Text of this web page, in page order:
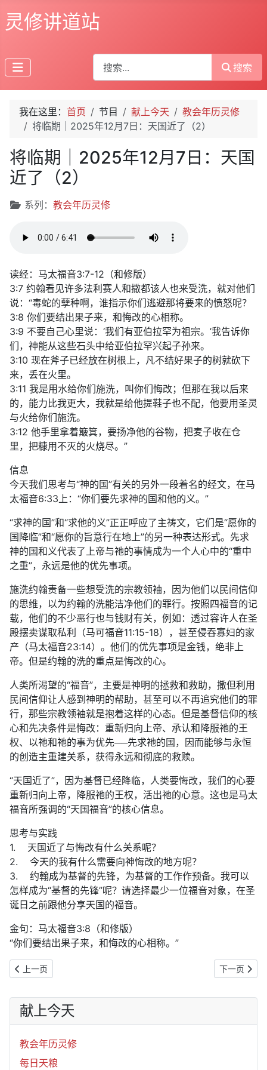
灵修讲道站
搜索
搜索
我在这里： 首页 节目 献上今天
教会年历灵修
将临期｜2025年12月7日：天国近了（2）
将临期｜2025年12月7日：天国
近了（2）
文章信息
系列： 教会年历灵修
读经：马太福音3:7-12（和修版）
3:7 约翰看见许多法利赛人和撒都该人也来受洗，就对他们
说：“毒蛇的孽种啊，谁指示你们逃避那将要来的愤怒呢？
3:8 你们要结出果子来，和悔改的心相称。
3:9 不要自己心里说：‘我们有亚伯拉罕为祖宗。’我告诉你
们，神能从这些石头中给亚伯拉罕兴起子孙来。
3:10 现在斧子已经放在树根上，凡不结好果子的树就砍下
来，丢在火里。
3:11 我是用水给你们施洗，叫你们悔改；但那在我以后来
的，能力比我更大，我就是给他提鞋子也不配，他要用圣灵
与火给你们施洗。
3:12 他手里拿着簸箕，要扬净他的谷物，把麦子收在仓
里，把糠用不灭的火烧尽。”
信息
今天我们思考与“神的国”有关的另外一段着名的经文，在马
太福音6:33上：“你们要先求神的国和他的义。”
“求神的国”和“求他的义”正正呼应了主祷文，它们是“愿你的
国降临”和“愿你的旨意行在地上”的另一种表达形式。先求
神的国和义代表了上帝与祂的事情成为一个人心中的“重中
之重”，永远是他的优先事项。
施洗约翰责备一些想受洗的宗教领袖，因为他们以民间信仰
的思维，以为约翰的洗能洁净他们的罪行。按照四福音的记
载，他们的不少恶行也与钱财有关，例如：透过容许人在圣
殿摆卖谋取私利（马可福音11:15-18），甚至侵吞寡妇的家
产（马太福音23:14）。他们的优先事项是金钱，绝非上
帝。但是约翰的洗的重点是悔改的心。
人类所渴望的“福音”，主要是神明的拯救和救助，撒但利用
民间信仰让人感到神明的帮助，甚至可以不再追究他们的罪
行，那些宗教领袖就是抱着这样的心态。但是基督信仰的核
心和先决条件是悔改：重新归向上帝、承认和降服祂的王
权、以祂和祂的事为优先──先求祂的国，因而能够与永恒
的创造主重建关系，获得永远和彻底的救赎。
“天国近了”，因为基督已经降临，人类要悔改，我们的心要
重新归向上帝，降服祂的王权，活出祂的心意。这也是马太
福音所强调的“天国福音”的核心信息。
思考与实践
1. 天国近了与悔改有什么关系呢？
2. 今天的我有什么需要向神悔改的地方呢？
3. 约翰成为基督的先锋，为基督的工作作预备。我可以
怎样成为“基督的先锋”呢？请选择最少一位福音对象，在圣
诞日之前跟他分享天国的福音。
金句：马太福音3:8（和修版）
“你们要结出果子来，和悔改的心相称。”
上一篇文章: 将临期｜2025年12月8日：彻底的救赎（1）
上一页 下一篇文章:
下一页
献上今天
教会年历灵修
每日天粮